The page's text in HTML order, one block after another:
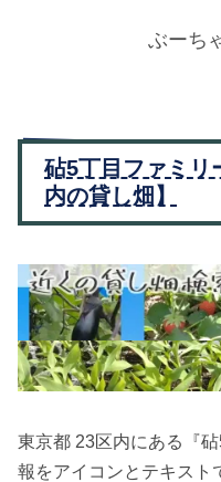
ぶーち
砧5丁目ファミリ
内の貸し畑】
東京都 23区内にある『
報をアイコンとテキスト